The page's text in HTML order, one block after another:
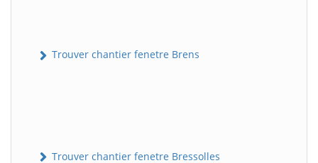
Trouver chantier fenetre Brens
Trouver chantier fenetre Bressolles